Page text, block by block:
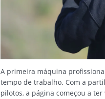
A primeira máquina
tempo de trabalho. Com a
pilotos, a página começou a